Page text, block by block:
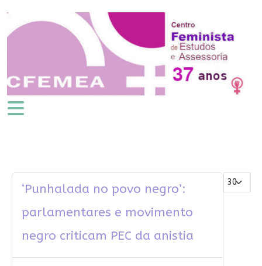
Mostrar #
‘Punhalada no povo negro’:
parlamentares e movimento
negro criticam PEC da anistia